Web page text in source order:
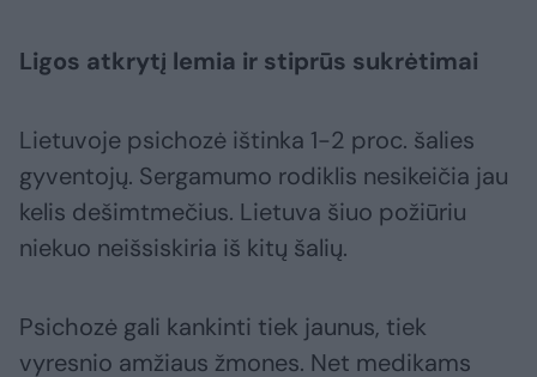
Ligos atkrytį lemia ir stiprūs sukrėtimai
Lietuvoje psichozė ištinka 1-2 proc. šalies
gyventojų. Sergamumo rodiklis nesikeičia jau
kelis dešimtmečius. Lietuva šiuo požiūriu
niekuo neišsiskiria iš kitų šalių.
Psichozė gali kankinti tiek jaunus, tiek
vyresnio amžiaus žmones. Net medikams